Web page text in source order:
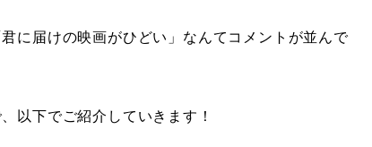
に届けの映画がひどい」なんてコメントが並んで
以下でご紹介していきます！